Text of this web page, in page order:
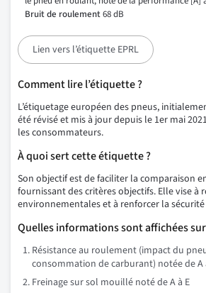
Bruit de roulement68 dB
Lien vers l’étiquette EPRL
Comment lire l’étiquette ?
L’étiquetage européen des pneus,
été révisé et mis à jour depuis le 1er mai
les consommateurs.
À quoi sert cette étiquette ?
Son objectif est de faciliter la comparaison
fournissant des critères objectifs. Elle vise à
environnementales et à renforcer la
Quelles informations sont affichées
Résistance au roulement (impact du
consommation de carburant) notée de A
Freinage sur sol mouillé noté de A à E